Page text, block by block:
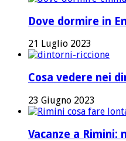
Dove dormire in
21 Luglio 2023
Cosa vedere nei
23 Giugno 2023
Vacanze a Rimini: